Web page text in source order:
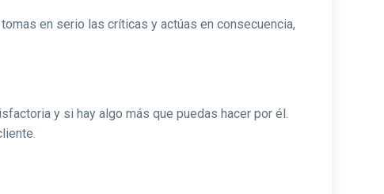
en serio las críticas y actúas en consecuencia,
y si hay algo más que puedas hacer por él.